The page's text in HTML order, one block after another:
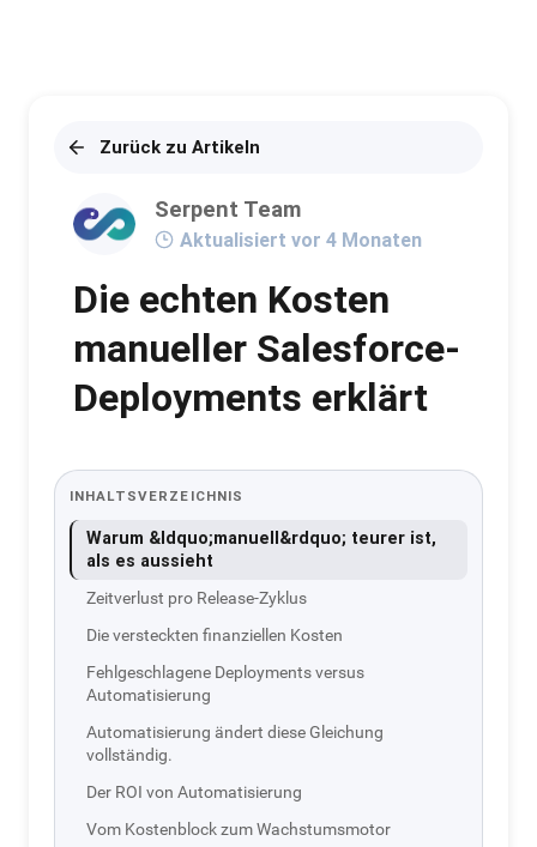
Zurück zu Artikeln
Serpent Team
Aktualisiert vor 4 Monaten
Die echten Kosten
manueller Salesforce-
Deployments erklärt
INHALTSVERZEICHNIS
Warum &ldquo;manuell&rdquo; teurer ist,
als es aussieht
Zeitverlust pro Release-Zyklus
Die versteckten finanziellen Kosten
Fehlgeschlagene Deployments versus
Automatisierung
Automatisierung ändert diese Gleichung
vollständig.
Der ROI von Automatisierung
Vom Kostenblock zum Wachstumsmotor